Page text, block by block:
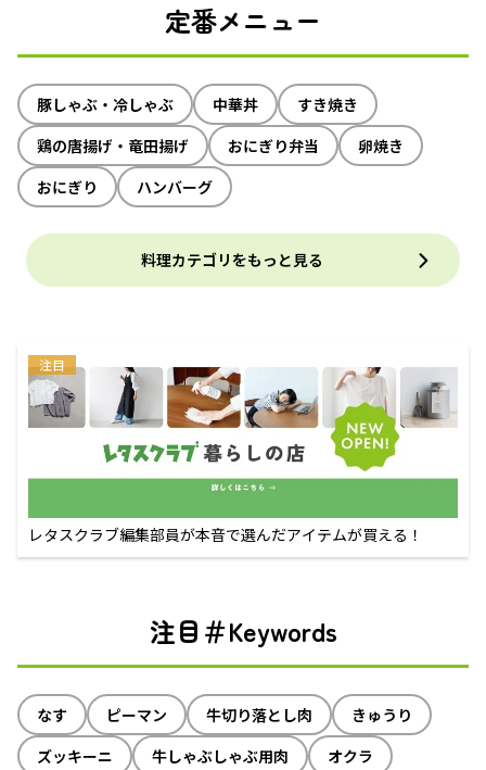
定番メニュー
豚しゃぶ・冷しゃぶ 中華丼
すき焼き
鶏の唐揚げ・竜田揚げ
おにぎり弁当
卵焼き
おにぎり
ハンバーグ
料理カテゴリをもっと見る
注目
レタスクラブ編集部員が本音で選んだアイテムが買える！
注目＃Keywords
なす ピーマン 牛切り落とし肉
きゅうり
ズッキーニ
牛しゃぶしゃぶ用肉
オクラ